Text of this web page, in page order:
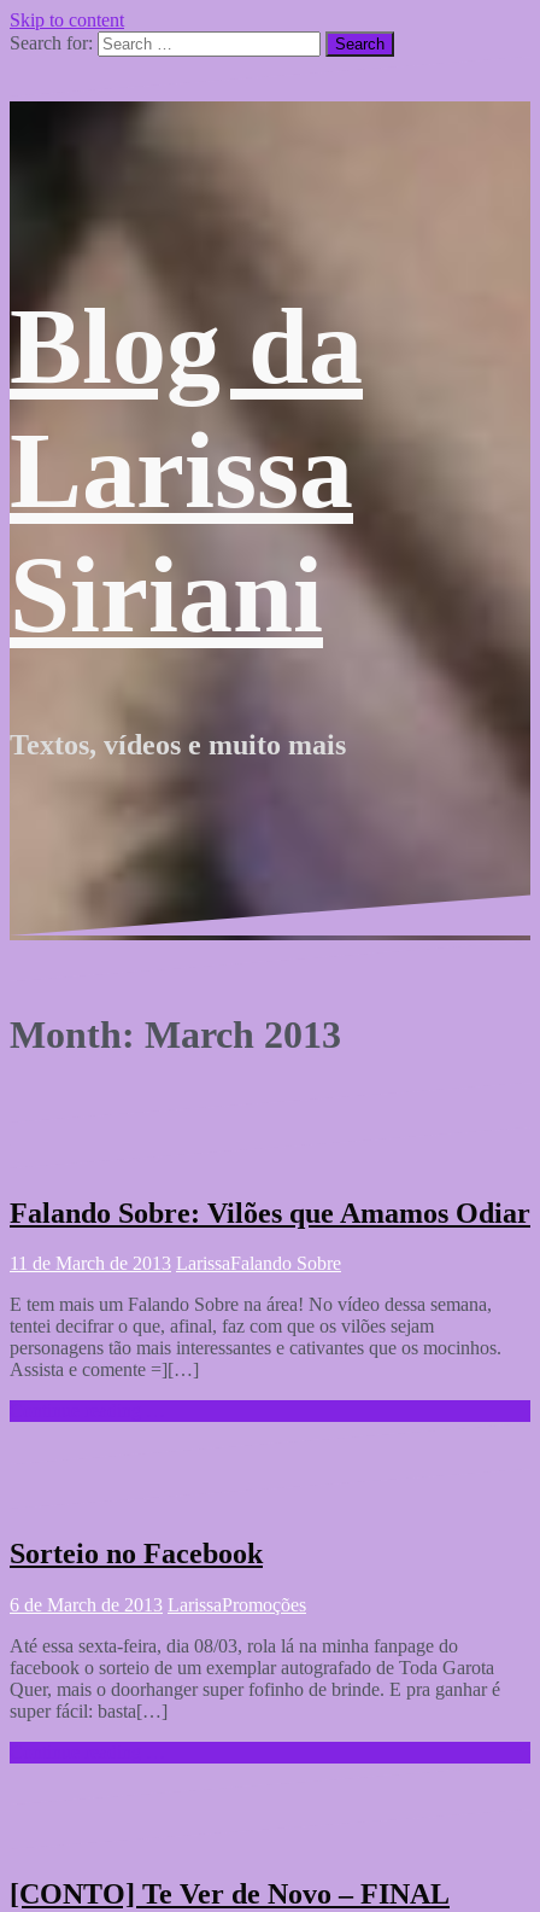
Skip to content
Search for:
Blog da
Larissa
Siriani
Textos, vídeos e muito mais
Month: March 2013
Falando Sobre: Vilões que Amamos Odiar
11 de March de 2013 LarissaFalando Sobre
E tem mais um Falando Sobre na área! No vídeo dessa semana,
tentei decifrar o que, afinal, faz com que os vilões sejam
personagens tão mais interessantes e cativantes que os mocinhos.
Assista e comente =][…]
Sorteio no Facebook
6 de March de 2013 LarissaPromoções
Até essa sexta-feira, dia 08/03, rola lá na minha fanpage do
facebook o sorteio de um exemplar autografado de Toda Garota
Quer, mais o doorhanger super fofinho de brinde. E pra ganhar é
super fácil: basta[…]
[CONTO] Te Ver de Novo – FINAL